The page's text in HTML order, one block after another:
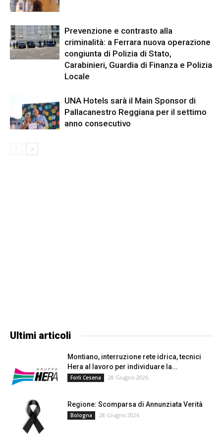
Prevenzione e contrasto alla
criminalità: a Ferrara nuova operazione
congiunta di Polizia di Stato,
Carabinieri, Guardia di Finanza e Polizia
Locale
UNA Hotels sarà il Main Sponsor di
Pallacanestro Reggiana per il settimo
anno consecutivo
Ultimi articoli
Montiano, interruzione rete idrica, tecnici
Hera al lavoro per individuare la...
Forli Cesena 28 Giugno 2026
Regione: Scomparsa di Annunziata Verità
Bologna 28 Giugno 2026